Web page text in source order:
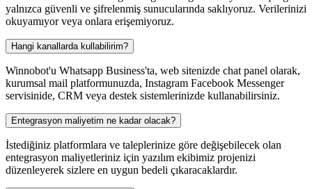
yalnızca güvenli ve şifrelenmiş sunucularında saklıyoruz. Verilerinizi
okuyamıyor veya onlara erişemiyoruz.
Hangi kanallarda kullabilirim?
Winnobot'u Whatsapp Business'ta, web sitenizde chat panel olarak,
kurumsal mail platformunuzda, Instagram Facebook Messenger
servisinide, CRM veya destek sistemlerinizde kullanabilirsiniz.
Entegrasyon maliyetim ne kadar olacak?
İstediğiniz platformlara ve taleplerinize göre değişebilecek olan
entegrasyon maliyetleriniz için yazılım ekibimiz projenizi
düzenleyerek sizlere en uygun bedeli çıkaracaklardır.